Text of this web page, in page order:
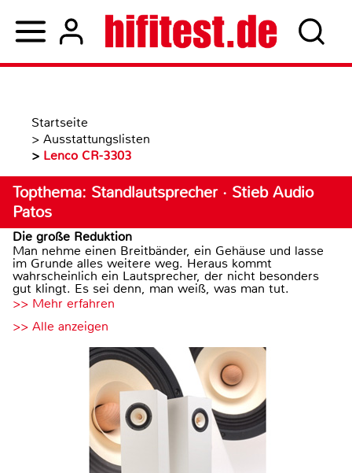
Startseite
> Ausstattungslisten
> Lenco CR-3303
Topthema: Standlautsprecher · Stieb Audio
Patos
Die große Reduktion
Man nehme einen Breitbänder, ein Gehäuse und lasse
im Grunde alles weitere weg. Heraus kommt
wahrscheinlich ein Lautsprecher, der nicht besonders
gut klingt. Es sei denn, man weiß, was man tut.
>> Mehr erfahren
>> Alle anzeigen